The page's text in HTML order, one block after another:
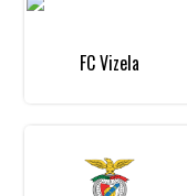
FC Vizela